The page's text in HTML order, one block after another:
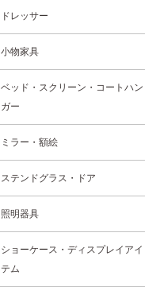
ドレッサー
小物家具
ベッド・スクリーン・コートハン
ガー
ミラー・額絵
ステンドグラス・ドア
照明器具
ショーケース・ディスプレイアイ
テム